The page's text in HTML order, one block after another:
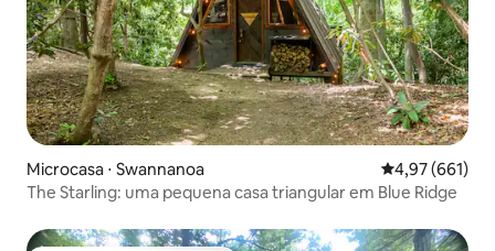
Microcasa ⋅ Swannanoa 4,97 de uma
4,97 (661)
The Starling: uma pequena casa triangular em Blue Ridge